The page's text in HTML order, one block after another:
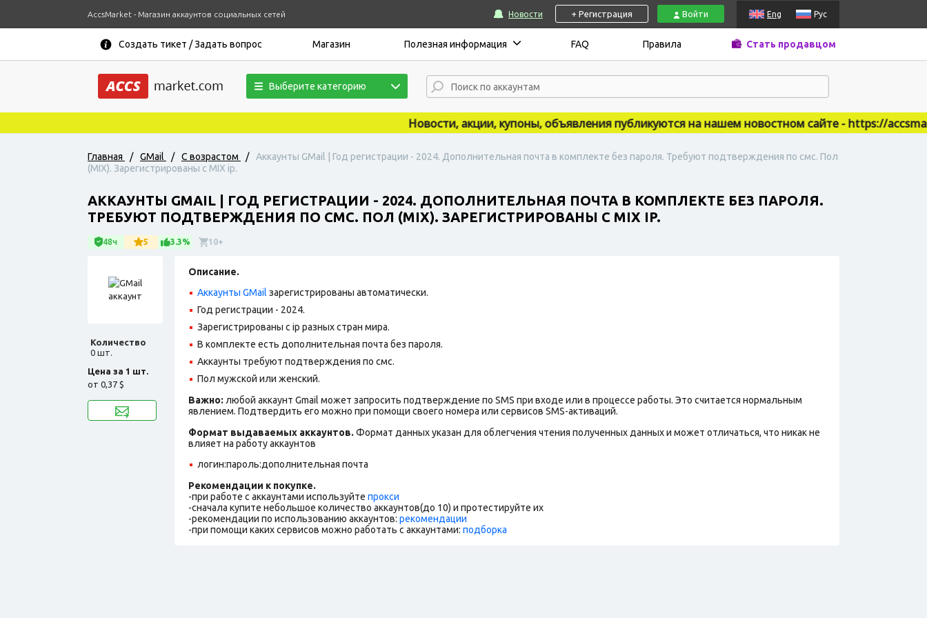
AccsMarket - Магазин аккаунтов социальных сетей Новости + Регистрация Войти Eng Рус
Создать тикет / Задать вопрос Магазин Полезная информация FAQ Правила Стать продавцом
Выберите категорию
Новости, акции, купоны, объявления публикуются на нашем новостном сайте - https://
Главная / GMail / С возрастом /
Аккаунты GMail | Год регистрации - 2024. Дополнительная почта в комплекте без пароля. Требуют подтверждения по смс. Пол
(MIX). Зарегистрированы с MIX ip.
АККАУНТЫ GMAIL | ГОД РЕГИСТРАЦИИ - 2024. ДОПОЛНИТЕЛЬНАЯ ПОЧТА В КОМПЛЕКТЕ БЕЗ ПАРОЛЯ.
ТРЕБУЮТ ПОДТВЕРЖДЕНИЯ ПО СМС. ПОЛ (MIX). ЗАРЕГИСТРИРОВАНЫ С MIX IP.
48ч 5 3.3% 10+
Количество
0 шт.
Цена за 1 шт.
от 0,37 $
Описание.
Аккаунты GMail зарегистрированы автоматически.
Год регистрации - 2024.
Зарегистрированы с ip разных стран мира.
В комплекте есть дополнительная почта без пароля.
Аккаунты требуют подтверждения по смс.
Пол мужской или женский.
Важно: любой аккаунт Gmail может запросить подтверждение по SMS при входе или в процессе работы. Это считается нормальным
явлением. Подтвердить его можно при помощи своего номера или сервисов SMS-активаций.
Формат выдаваемых аккаунтов. Формат данных указан для облегчения чтения полученных данных и может отличаться, что никак не
влияет на работу аккаунтов
логин:пароль:дополнительная почта
Рекомендации к покупке.
-при работе с аккаунтами используйте прокси
-сначала купите небольшое количество аккаунтов(до 10) и протестируйте их
-рекомендации по использованию аккаунтов: рекомендации
-при помощи каких сервисов можно работать с аккаунтами: подборка